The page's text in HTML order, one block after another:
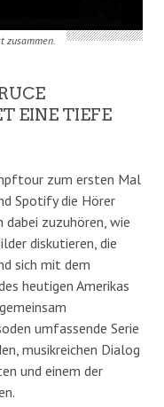
zusammen.
EINE TIEFE
zum ersten Mal
Spotify die Hörer
dabei zuzuhören, wie
diskutieren, die
sich mit dem
heutigen Amerikas
umfassende Serie
musikreichen Dialog
und einem der